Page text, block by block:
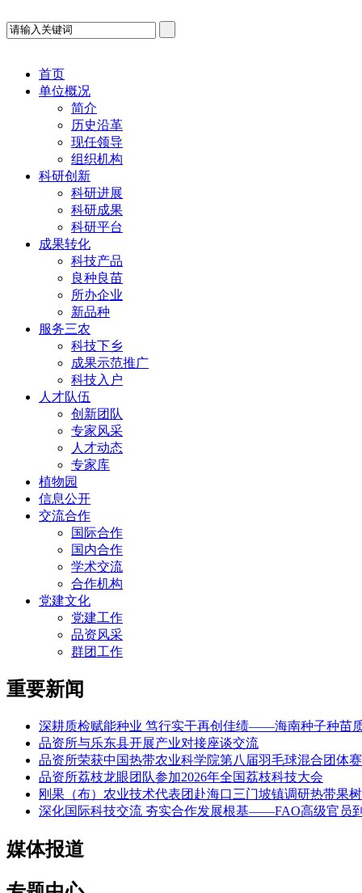
首页
单位概况
简介
历史沿革
现任领导
组织机构
科研创新
科研进展
科研成果
科研平台
成果转化
科技产品
良种良苗
所办企业
新品种
服务三农
科技下乡
成果示范推广
科技入户
人才队伍
创新团队
专家风采
人才动态
专家库
植物园
信息公开
交流合作
国际合作
国内合作
学术交流
合作机构
党建文化
党建工作
品资风采
群团工作
重要新闻
深耕质检赋能种业 笃行实干再创佳绩——海南种子种苗
品资所与乐东县开展产业对接座谈交流
品资所荣获中国热带农业科学院第八届羽毛球混合团体
品资所荔枝龙眼团队参加2026年全国荔枝科技大会
刚果（布）农业技术代表团赴海口三门坡镇调研热带果
深化国际科技交流 夯实合作发展根基——FAO高级官员
媒体报道